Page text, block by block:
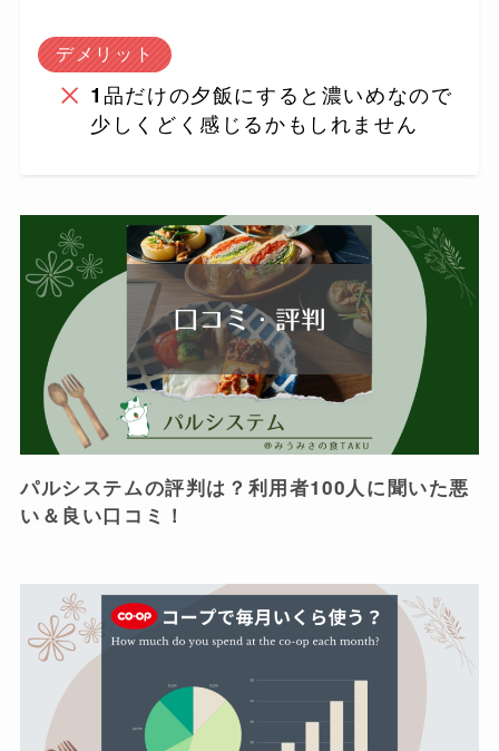
デメリット
1品だけの夕飯にすると濃いめなので
少しくどく感じるかもしれません
パルシステムの評判は？利用者100人に聞いた悪
い＆良い口コミ！